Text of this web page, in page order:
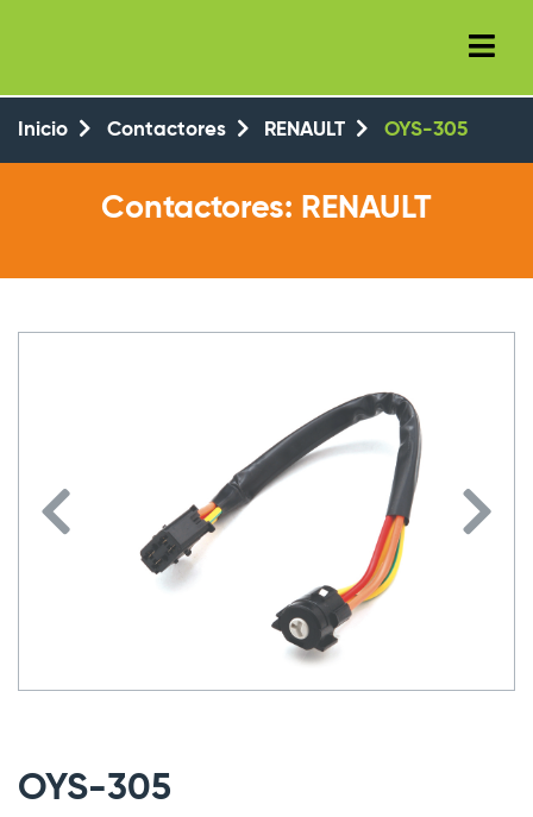
Inicio Contactores RENAULT OYS-305
Contactores: RENAULT
OYS-305